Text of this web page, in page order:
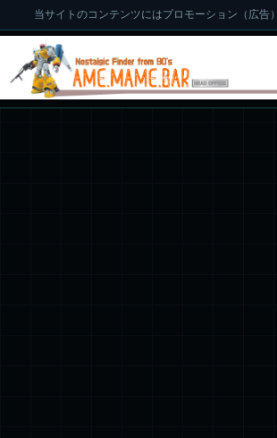
当サイトのコンテンツにはプロモーション（広告